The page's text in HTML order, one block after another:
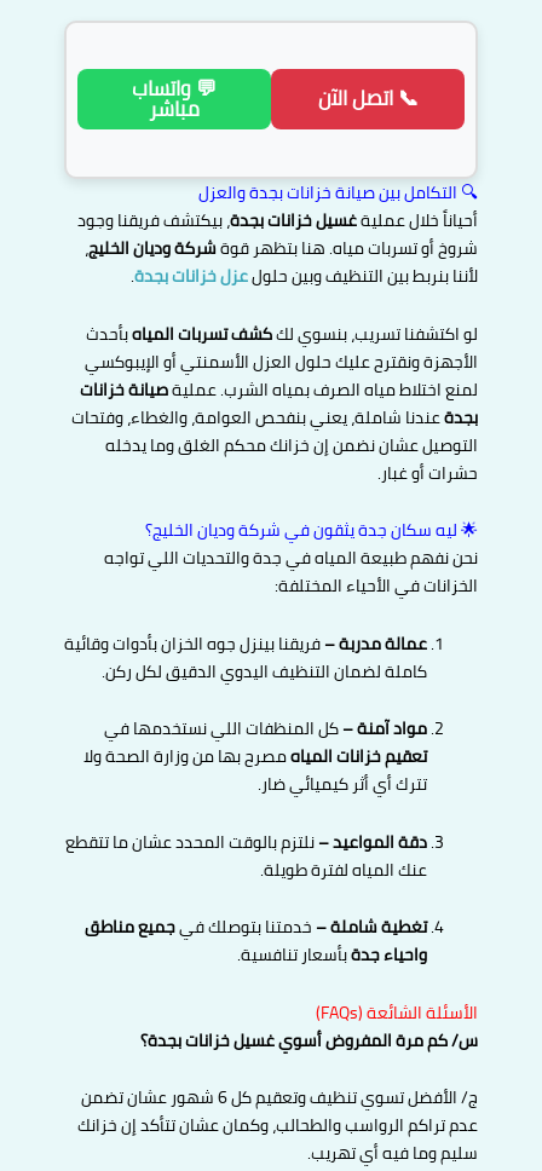
📞 اتصل الآن 💬 واتساب
مباشر
🔍 التكامل بين صيانة خزانات بجدة والعزل
أحياناً خلال عمليةغسيل خزانات بجدة، بيكتشف فريقنا وجود
شروخ أو تسربات مياه. هنا بتظهر قوةشركة وديان الخليج،
لأننا بنربط بين التنظيف وبين حلولعزل خزانات بجدة.
لو اكتشفنا تسريب، بنسوي لككشف تسربات المياهبأحدث
الأجهزة ونقترح عليك حلول العزل الأسمنتي أو الإيبوكسي
لمنع اختلاط مياه الصرف بمياه الشرب. عمليةصيانة خزانات
بجدةعندنا شاملة، يعني بنفحص العوامة، والغطاء، وفتحات
التوصيل عشان نضمن إن خزانك محكم الغلق وما يدخله
حشرات أو غبار.
🌟 ليه سكان جدة يثقون في شركة وديان الخليج؟
نحن نفهم طبيعة المياه في جدة والتحديات اللي تواجه
الخزانات في الأحياء المختلفة:
عمالة مدربة –فريقنا بينزل جوه الخزان بأدوات وقائية
كاملة لضمان التنظيف اليدوي الدقيق لكل ركن.
مواد آمنة –كل المنظفات اللي نستخدمها في
تعقيم خزانات المياهمصرح بها من وزارة الصحة ولا
تترك أي أثر كيميائي ضار.
دقة المواعيد –نلتزم بالوقت المحدد عشان ما تتقطع
عنك المياه لفترة طويلة.
تغطية شاملة –خدمتنا بتوصلك فيجميع مناطق
واحياء جدةبأسعار تنافسية.
الأسئلة الشائعة (FAQs)
س/ كم مرة المفروض أسوي غسيل خزانات بجدة؟
ج/ الأفضل تسوي تنظيف وتعقيم كل 6 شهور عشان تضمن
عدم تراكم الرواسب والطحالب، وكمان عشان تتأكد إن خزانك
سليم وما فيه أي تهريب.